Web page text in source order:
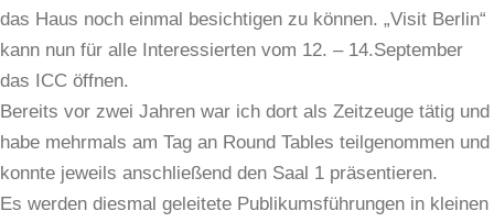
das Haus noch einmal besichtigen zu können. „Visit Berlin“
kann nun für alle Interessierten vom 12. – 14.September
das ICC öffnen.
Bereits vor zwei Jahren war ich dort als Zeitzeuge tätig und
habe mehrmals am Tag an Round Tables teilgenommen und
konnte jeweils anschließend den Saal 1 präsentieren.
Es werden diesmal geleitete Publikumsführungen in kleinen